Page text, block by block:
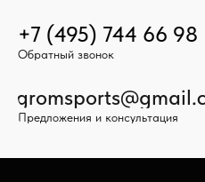
+7 (495) 744 66 98
Предложения и консультация
Обратный звонок